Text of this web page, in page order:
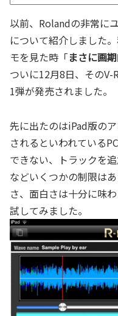
以前、Rolandの非常に
について紹介しました
モを見た時「まさに画
ついに12月8日、その
1弾が発売されました。
先に出たのはiPad版の
されるといわれている
できない、トラックを
などいくつかの制限は
さ、面白さは十分に味
試してみました。